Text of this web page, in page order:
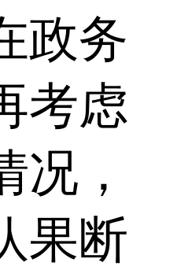
政务
考虑
况，
果断